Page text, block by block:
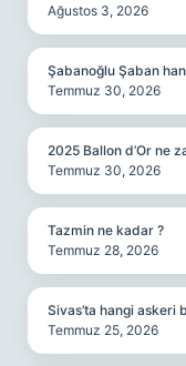
Ağustos 3, 2026
Şabanoğlu Şaban
Temmuz 30, 2026
2025 Ballon d’Or ne
Temmuz 30, 2026
Tazmin ne kadar ?
Temmuz 28, 2026
Sivas’ta hangi askeri
Temmuz 25, 2026